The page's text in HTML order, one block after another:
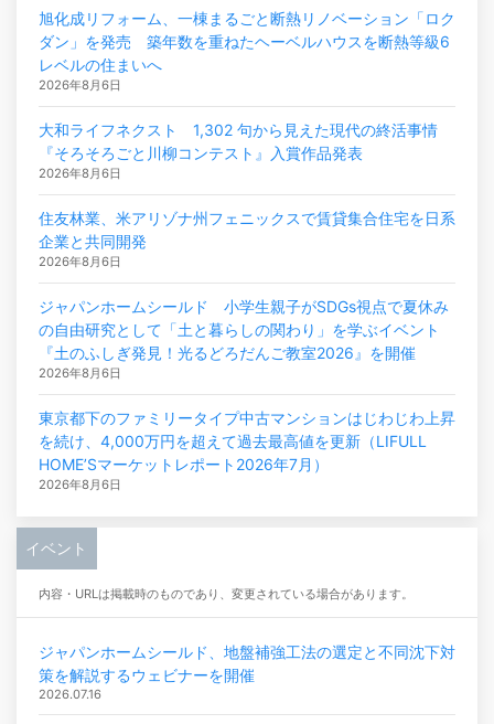
旭化成リフォーム、一棟まるごと断熱リノベーション「ロク
ダン」を発売 築年数を重ねたヘーベルハウスを断熱等級6
レベルの住まいへ
2026年8月6日
大和ライフネクスト 1,302 句から見えた現代の終活事情
『そろそろごと川柳コンテスト』入賞作品発表
2026年8月6日
住友林業、米アリゾナ州フェニックスで賃貸集合住宅を日系
企業と共同開発
2026年8月6日
ジャパンホームシールド 小学生親子がSDGs視点で夏休み
の自由研究として「土と暮らしの関わり」を学ぶイベント
『土のふしぎ発見！光るどろだんご教室2026』を開催
2026年8月6日
東京都下のファミリータイプ中古マンションはじわじわ上昇
を続け、4,000万円を超えて過去最高値を更新（LIFULL
HOME’Sマーケットレポート2026年7月）
2026年8月6日
イベント
内容・URLは掲載時のものであり、変更されている場合があります。
ジャパンホームシールド、地盤補強工法の選定と不同沈下対
策を解説するウェビナーを開催
2026.07.16